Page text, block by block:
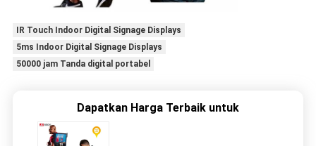
IR Touch Indoor Digital Signage Displays
5ms Indoor Digital Signage Displays
50000 jam Tanda digital portabel
Dapatkan Harga Terbaik untuk